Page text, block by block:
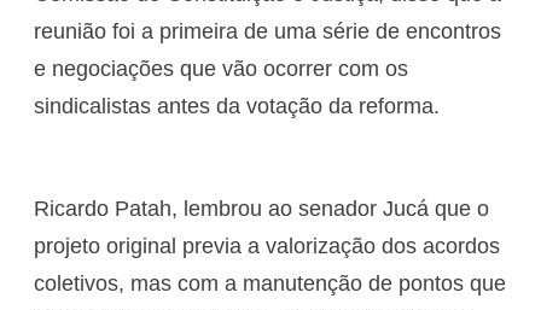
reunião foi a primeira de uma série de encontros
e negociações que vão ocorrer com os
sindicalistas antes da votação da reforma.
Ricardo Patah, lembrou ao senador Jucá que o
projeto original previa a valorização dos acordos
coletivos, mas com a manutenção de pontos que